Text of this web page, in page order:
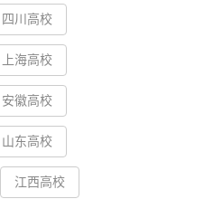
四川高校
上海高校
安徽高校
山东高校
江西高校